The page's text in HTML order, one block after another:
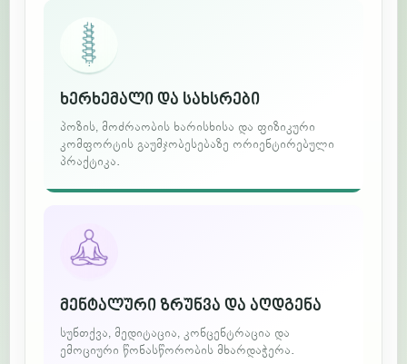
ხერხემალი და სახსრები
პოზის, მოძრაობის ხარისხისა და ფიზიკური
კომფორტის გაუმჯობესებაზე ორიენტირებული
პრაქტიკა.
მენტალური ზრუნვა და აღდგენა
სუნთქვა, მედიტაცია, კონცენტრაცია და
ემოციური წონასწორობის მხარდაჭერა.